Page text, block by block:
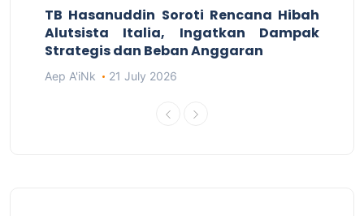
TB Hasanuddin Soroti Rencana Hibah
Alutsista Italia, Ingatkan Dampak
Strategis dan Beban Anggaran
Aep A'iNk 21 July 2026